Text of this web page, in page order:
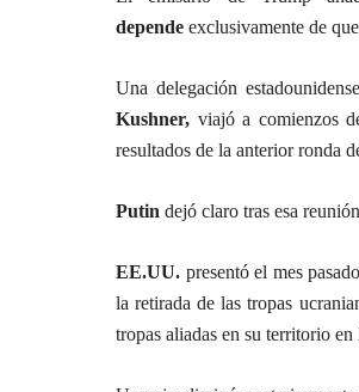
depende exclusivamente de que
Una delegación
Kushner, viajó a comienzos
resultados de la anterior ronda
Putin dejó claro tras esa
EE.UU. presentó el mes pasado
la retirada de las tropas
tropas aliadas en su territorio en